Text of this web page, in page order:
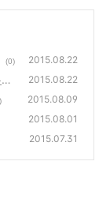
(0) 2015.08.22
2015.08.22
2015.08.09
2015.08.01
2015.07.31